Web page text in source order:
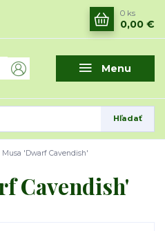
Menu
Hľadať
0 ks
0,00 €
Musa 'Dwarf Cavendish'
Cavendish'